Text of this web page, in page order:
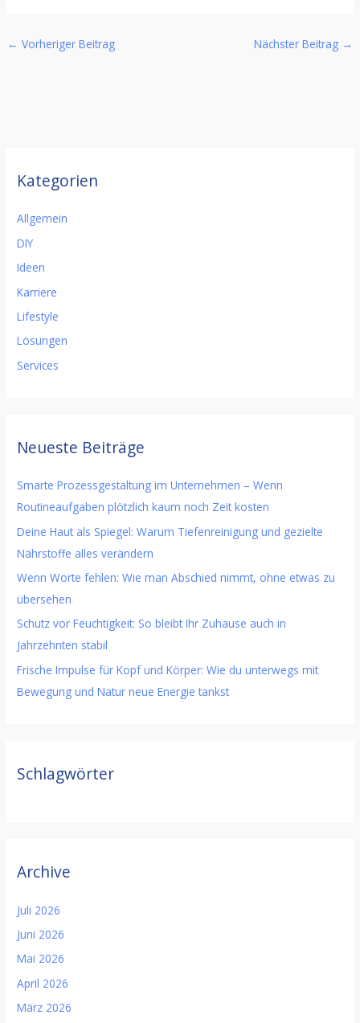
← Vorheriger Beitrag Nächster Beitrag →
Kategorien
Allgemein
DIY
Ideen
Karriere
Lifestyle
Lösungen
Services
Neueste Beiträge
Smarte Prozessgestaltung im Unternehmen – Wenn
Routineaufgaben plötzlich kaum noch Zeit kosten
Deine Haut als Spiegel: Warum Tiefenreinigung und gezielte
Nährstoffe alles verändern
Wenn Worte fehlen: Wie man Abschied nimmt, ohne etwas zu
übersehen
Schutz vor Feuchtigkeit: So bleibt Ihr Zuhause auch in
Jahrzehnten stabil
Frische Impulse für Kopf und Körper: Wie du unterwegs mit
Bewegung und Natur neue Energie tankst
Schlagwörter
Archive
Juli 2026
Juni 2026
Mai 2026
April 2026
März 2026